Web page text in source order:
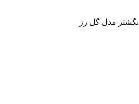
انگشتر مدل گل رز